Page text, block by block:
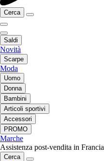
Cerca
Saldi
Novità
Scarpe
Moda
Uomo
Donna
Bambini
Articoli sportivi
Accessori
PROMO
Marche
Assistenza post-vendita in Francia
Cerca